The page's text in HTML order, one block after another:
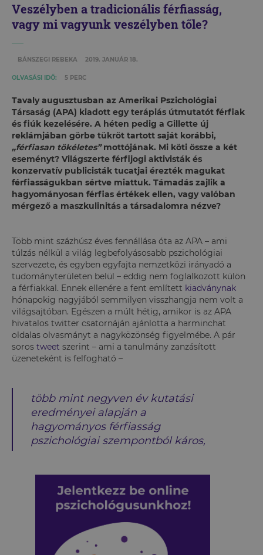
Veszélyben a tradicionális férfiasság,
vagy mi vagyunk veszélyben tőle?
BÁNSZEGI REBEKA 2019. JANUÁR 18.
OLVASÁSI IDŐ: 5 PERC
Tavaly augusztusban az Amerikai Pszichológiai
Társaság (APA) kiadott egy terápiás útmutatót férfiak
és fiúk kezelésére. A héten pedig a Gillette új
reklámjában görbe tükröt tartott saját korábbi,
„férfiasan tökéletes”mottójának. Mi köti össze a két
eseményt? Világszerte férfijogi aktivisták és
konzervatív publicisták tucatjai érezték magukat
férfiasságukban sértve miattuk. Támadás zajlik a
hagyományosan férfias értékek ellen, vagy valóban
mérgező a maszkulinitás a társadalomra nézve?
Több mint százhúsz éves fennállása óta az APA – ami
túlzás nélkül a világ legbefolyásosabb pszichológiai
szervezete, és egyben egyfajta nemzetközi irányadó a
tudományterületen belül – eddig nem foglalkozott külön
a férfiakkal. Ennek ellenére a fent említett kiadványnak
hónapokig nagyjából semmilyen visszhangja nem volt a
világsajtóban. Egészen a múlt hétig, amikor is az APA
hivatalos twitter csatornáján ajánlotta a harminchat
oldalas olvasmányt a nagyközönség figyelmébe. A pár
soros tweet szerint – ami a tanulmány zanzásított
üzeneteként is felfogható –
több mint negyven év kutatási
eredményei alapján a
hagyományos férfiasság
pszichológiai szempontból káros,